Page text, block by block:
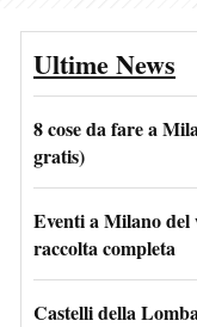
Ultime News
8 cose da fare a
gratis)
Eventi a Milano del
raccolta completa
Castelli della